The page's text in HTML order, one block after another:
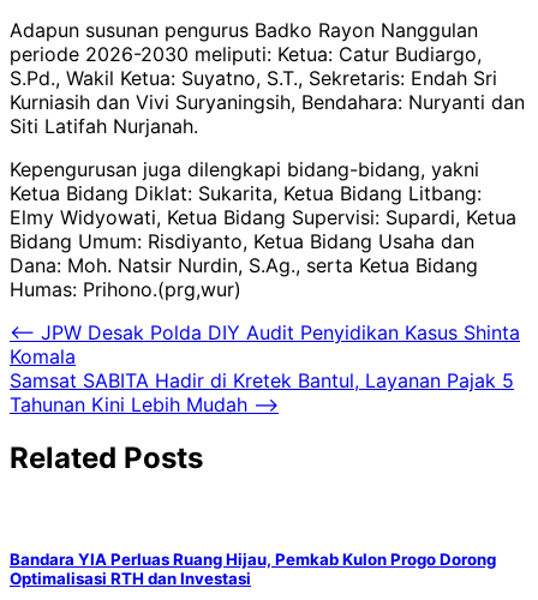
Adapun susunan pengurus Badko Rayon Nanggulan
periode 2026-2030 meliputi: Ketua: Catur Budiargo,
S.Pd., Wakil Ketua: Suyatno, S.T., Sekretaris: Endah Sri
Kurniasih dan Vivi Suryaningsih, Bendahara: Nuryanti dan
Siti Latifah Nurjanah.
Kepengurusan juga dilengkapi bidang-bidang, yakni
Ketua Bidang Diklat: Sukarita, Ketua Bidang Litbang:
Elmy Widyowati, Ketua Bidang Supervisi: Supardi, Ketua
Bidang Umum: Risdiyanto, Ketua Bidang Usaha dan
Dana: Moh. Natsir Nurdin, S.Ag., serta Ketua Bidang
Humas: Prihono.(prg,wur)
Navigasi
pos
⟵ JPW Desak Polda DIY Audit Penyidikan Kasus Shinta
Komala
Samsat SABITA Hadir di Kretek Bantul, Layanan Pajak 5
Tahunan Kini Lebih Mudah ⟶
Related Posts
Bandara YIA Perluas Ruang Hijau, Pemkab Kulon Progo Dorong
Optimalisasi RTH dan Investasi